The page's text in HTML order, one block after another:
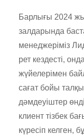
Барлығы 2024
залдарында
менеджеріміз
рет кездесті,
жүйелерімен
сағат бойы
дәмдеуіштер
клиент тізбек
күресіп келген,